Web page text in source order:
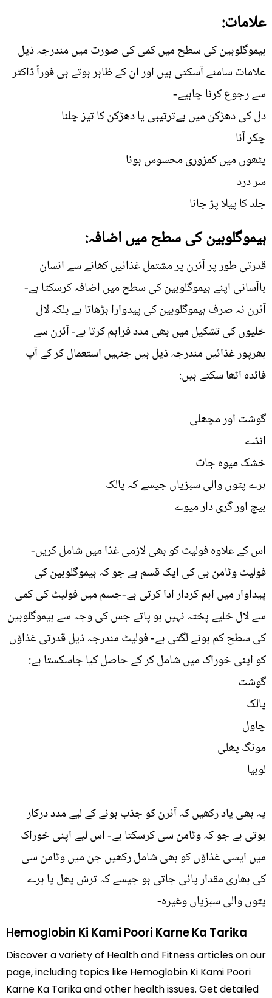
علامات:
ہیموگلوبین کی سطح میں کمی کی صورت میں مندرجہ ذیل
علامات سامنے آسکتی ہیں اور ان کے ظاہر ہوتے ہی فوراً ڈاکٹر
سے رجوع کرنا چاہیے-
دل کی دھڑکن میں بےترتیبی یا دھڑکن کا تیز چلنا
چکر آنا
پٹھوں میں کمزوری محسوس ہونا
سر درد
جلد کا پیلا پڑ جانا
ہیموگلوبین کی سطح میں اضافہ:
قدرتی طور پر آئرن پر مشتمل غذائیں کھانے سے انسان
باآسانی اپنے ہیموگلوبین کی سطح میں اضافہ کرسکتا ہے-
آئرن نہ صرف ہیموگلوبین کی پیدوارا بڑھاتا ہے بلکہ لال
خلیوں کی تشکیل میں بھی مدد فراہم کرتا ہے- آئرن سے
بھرپور غذائیں مندرجہ ذیل ہیں جنہیں استعمال کر کے آپ
فائدہ اٹھا سکتے ہیں:
گوشت اور مچھلی
انڈے
خشک میوہ جات
ہرے پتوں والی سبزیاں جیسے کہ پالک
بیج اور گری دار میوے
اس کے علاوہ فولیٹ کو بھی لازمی غذا میں شامل کریں-
فولیٹ وٹامن بی کی ایک قسم ہے جو کہ ہیموگلوبین کی
پیداوار میں اہم کردار ادا کرتی ہے-جسم میں فولیٹ کی کمی
سے لال خلیے پختہ نہیں ہو پاتے جس کی وجہ سے ہیموگلوبین
کی سطح کم ہونے لگتی ہے- فولیٹ مندرجہ ذیل قدرتی غذاؤں
کو اپنی خوراک میں شامل کر کے حاصل کیا جاسکستا ہے:
گوشت
پالک
چاول
مونگ پھلی
لوبیا
یہ بھی یاد رکھیں کہ آئرن کو جذب ہونے کے لیے مدد درکار
ہوتی ہے جو کہ وٹامن سی کرسکتا ہے- اس لیے اپنی خوراک
میں ایسی غذاؤں کو بھی شامل رکھیں جن میں وٹامن سی
کی بھاری مقدار پائی جاتی ہو جیسے کہ ترش پھل یا ہرے
پتوں والی سبزیاں وغیرہ-
Hemoglobin Ki Kami Poori Karne Ka Tarika
Discover a variety of Health and Fitness articles on our
page, including topics like Hemoglobin Ki Kami Poori
Karne Ka Tarika and other health issues. Get detailed